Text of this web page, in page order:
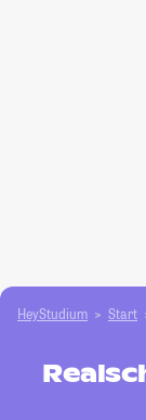
HeyStudium Start